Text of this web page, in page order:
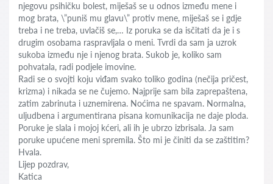
njegovu psihičku bolest, miješaš se u odnos između mene i
mog brata, \”puniš mu glavu\” protiv mene, miješaš se i gdje
treba i ne treba, uvlačiš se,… Iz poruka se da isčitati da je i s
drugim osobama raspravljala o meni. Tvrdi da sam ja uzrok
sukoba između nje i njenog brata. Sukob je, koliko sam
pohvatala, radi podjele imovine.
Radi se o svojti koju viđam svako toliko godina (nečija pričest,
krizma) i nikada se ne čujemo. Najprije sam bila zaprepaštena,
zatim zabrinuta i uznemirena. Noćima ne spavam. Normalna,
uljudbena i argumentirana pisana komunikacija ne daje ploda.
Poruke je slala i mojoj kćeri, ali ih je ubrzo izbrisala. Ja sam
poruke upućene meni spremila. Što mi je činiti da se zaštitim?
Hvala.
Lijep pozdrav,
Katica